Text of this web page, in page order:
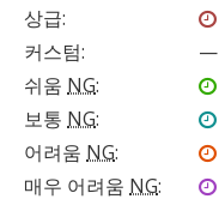
상급:
커스텀: —
쉬움 NG:
보통 NG:
어려움 NG:
매우 어려움 NG: